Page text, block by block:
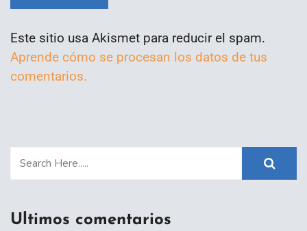
Este sitio usa Akismet para reducir el spam.
Aprende cómo se procesan los datos de tus
comentarios.
Ultimos comentarios